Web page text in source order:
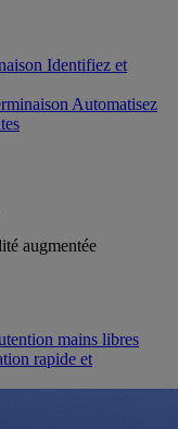
Identifiez et
Automatisez
augmentée
mains libres
rapide et